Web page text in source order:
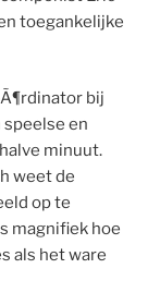
toegankelijke
bij
en
minuut.
weet de
op te
magnifiek hoe
als het ware